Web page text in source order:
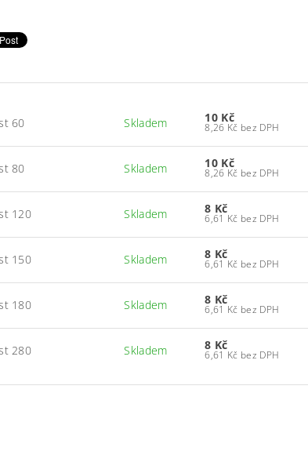
60 Skladem 10 Kč
8,26 Kč bez DPH
80 Skladem 10 Kč
8,26 Kč bez DPH
120 Skladem 8 Kč
6,61 Kč bez DPH
150 Skladem 8 Kč
6,61 Kč bez DPH
180 Skladem 8 Kč
6,61 Kč bez DPH
280 Skladem 8 Kč
6,61 Kč bez DPH